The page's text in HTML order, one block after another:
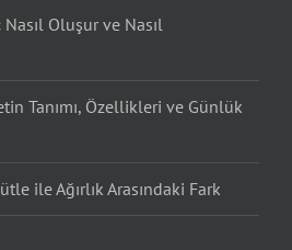
Nasıl Oluşur ve Nasıl
Tanımı, Özellikleri ve Günlük
ile Ağırlık Arasındaki Fark